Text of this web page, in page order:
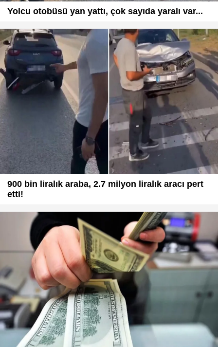
Yolcu otobüsü yan yattı, çok sayıda yaralı var...
900 bin liralık araba, 2.7 milyon liralık aracı pert
etti!